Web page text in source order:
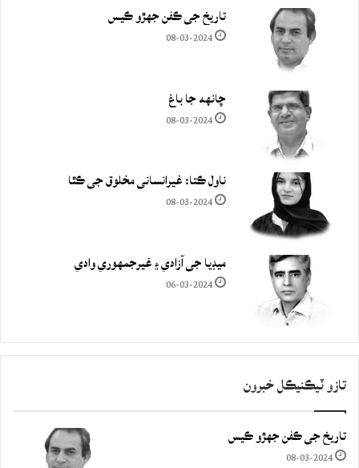
تاريخ جي ڪفن جھڙو ڪيس
08-03-2024
چانهه جا باغ
08-03-2024
ناول ڪتا: غيرانساني مخلوق جي ڪٿا
08-03-2024
ميڊيا جي آزادي ۽ غيرجمھوري وادي
06-03-2024
تازو ٽيڪنيڪل خبرون
تاريخ جي ڪفن جھڙو ڪيس
08-03-2024